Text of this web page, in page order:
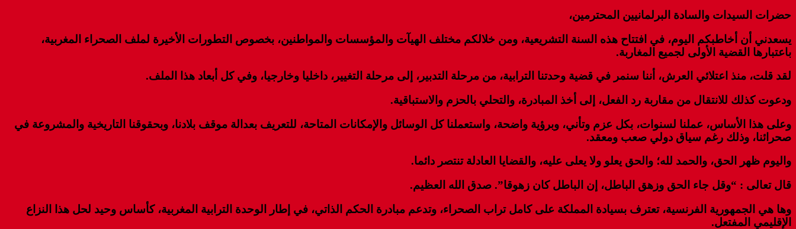
حضرات السيدات والسادة البرلمانيين المحترمين،
يسعدني أن أخاطبكم اليوم، في افتتاح هذه السنة التشريعية، ومن خلالكم مختلف الهيآت والمؤسسات والمواطنين، بخصوص التطورات الأخيرة لملف الصحراء المغربية،
باعتبارها القضية الأولى لجميع المغاربة.
لقد قلت، منذ اعتلائي العرش، أننا سنمر في قضية وحدتنا الترابية، من مرحلة التدبير، إلى مرحلة التغيير، داخليا وخارجيا، وفي كل أبعاد هذا الملف.
ودعوت كذلك للانتقال من مقاربة رد الفعل، إلى أخذ المبادرة، والتحلي بالحزم والاستباقية.
وعلى هذا الأساس، عملنا لسنوات، بكل عزم وتأني، وبرؤية واضحة، واستعملنا كل الوسائل والإمكانات المتاحة، للتعريف بعدالة موقف بلادنا، وبحقوقنا التاريخية والمشروعة في
صحرائنا، وذلك رغم سياق دولي صعب ومعقد.
واليوم ظهر الحق، والحمد لله؛ والحق يعلو ولا يعلى عليه، والقضايا العادلة تنتصر دائما.
قال تعالى : “وقل جاء الحق وزهق الباطل، إن الباطل كان زهوقا”. صدق الله العظيم.
وها هي الجمهورية الفرنسية، تعترف بسيادة المملكة على كامل تراب الصحراء، وتدعم مبادرة الحكم الذاتي، في إطار الوحدة الترابية المغربية، كأساس وحيد لحل هذا النزاع
الإقليمي المفتعل.